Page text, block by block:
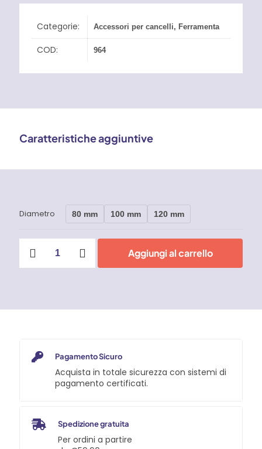
Categorie: Accessori per cancelli, Ferramenta
COD: 964
Caratteristiche aggiuntive
Diametro 80 mm 100 mm 120 mm
per
Cancelli
Art.
Aggiungi al carrello
Pagamento Sicuro
Acquista in totale sicurezza con sistemi di
pagamento certificati.
Spedizione gratuita
Per ordini a partire